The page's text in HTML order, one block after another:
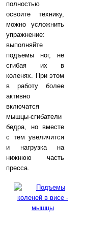
полностью
освоите технику,
можно усложнить
упражнение:
выполняйте
подъемы ног, не
сгибая их в
коленях. При этом
в работу более
активно
включатся
мышцы-сгибатели
бедра, но вместе
с тем увеличится
и нагрузка на
нижнюю часть
пресса.